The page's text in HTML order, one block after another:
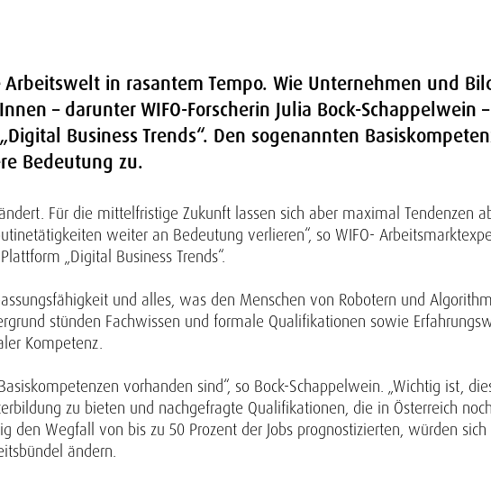
in rasantem Tempo. Wie Unternehmen und
– darunter WIFO-Forscherin Julia Bock-Schappelwein
Business Trends“. Den sogenannten
Bedeutung zu.
Für die mittelfristige Zukunft lassen sich aber maximal Tendenzen
weiter an Bedeutung verlieren“, so WIFO-
„Digital Business Trends“.
und alles, was den Menschen von Robotern und
stünden Fachwissen und formale Qualifikationen sowie
Kompetenz.
vorhanden sind“, so Bock-Schappelwein. „Wichtig ist,
zu bieten und nachgefragte Qualifikationen, die in Österreich
den Wegfall von bis zu 50 Prozent der Jobs prognostizierten, würden
ändern.